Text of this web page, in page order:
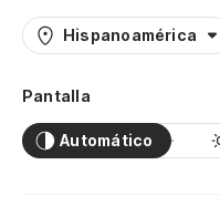
Hispanoamérica
Pantalla
Automático